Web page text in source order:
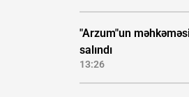
"Arzum"un
salındı
13:26